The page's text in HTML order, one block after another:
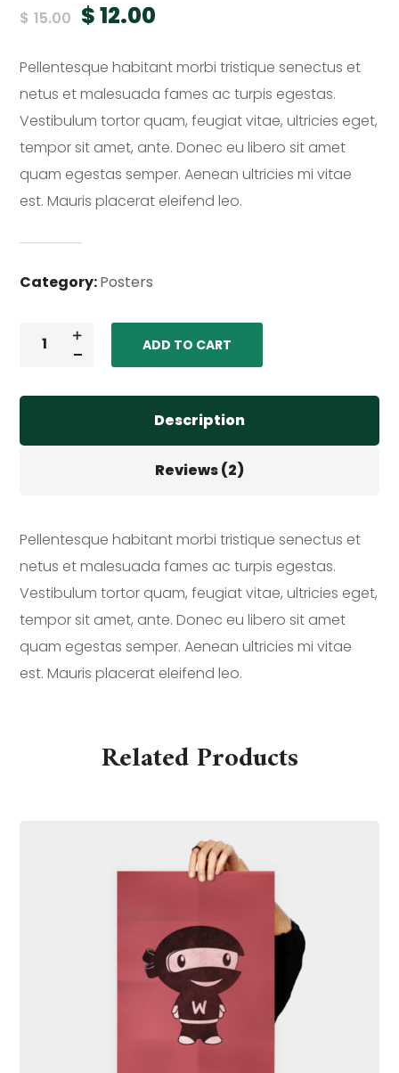
out
customer
$ 15.00 $12.00
Pellentesque habitant morbi tristique senectus et
netus et malesuada fames ac turpis egestas.
Vestibulum tortor quam, feugiat vitae, ultricies eget,
tempor sit amet, ante. Donec eu libero sit amet
quam egestas semper. Aenean ultricies mi vitae
est. Mauris placerat eleifend leo.
Category:Posters
ADD TO CART
Description
Reviews (2)
Pellentesque habitant morbi tristique senectus et
netus et malesuada fames ac turpis egestas.
Vestibulum tortor quam, feugiat vitae, ultricies eget,
tempor sit amet, ante. Donec eu libero sit amet
quam egestas semper. Aenean ultricies mi vitae
est. Mauris placerat eleifend leo.
Related Products